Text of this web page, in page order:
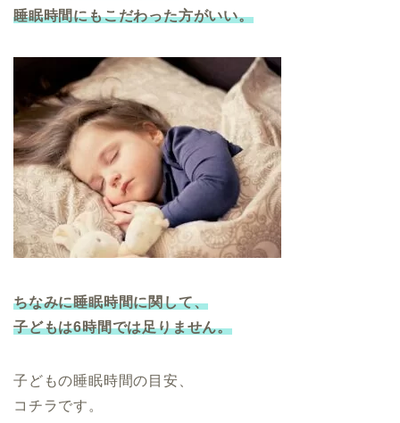
睡眠時間にもこだわった方がいい。
ちなみに睡眠時間に関して、
子どもは6時間では足りません。
子どもの睡眠時間の目安、
コチラです。